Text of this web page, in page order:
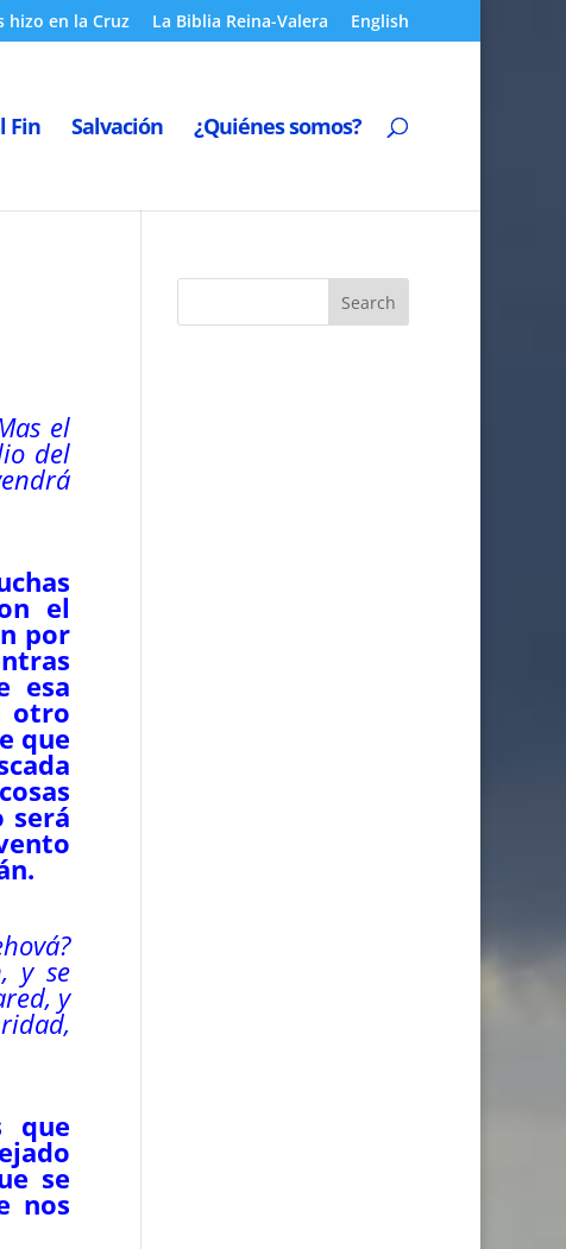
hizo en la Cruz La Biblia Reina-Valera English
Fin Salvación ¿Quiénes somos?
el
del
el
por
esa
otro
que
será
y se
y
que
se
nos